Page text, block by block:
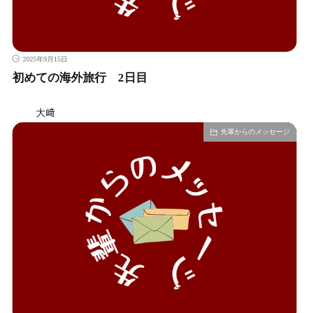
2025年9月15日
初めての海外旅行 2日目
大﨑
先輩からのメッセージ